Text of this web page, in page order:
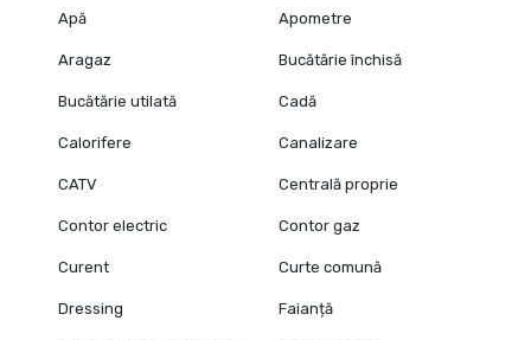
Apă Apometre
Aragaz Bucătărie închisă
Bucătărie utilată Cadă
Calorifere Canalizare
CATV Centrală proprie
Contor electric Contor gaz
Curent Curte comună
Dressing Faianță